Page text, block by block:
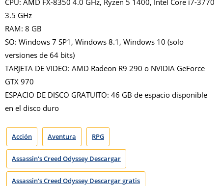
3.5 GHz
RAM: 8 GB
SO: Windows 7 SP1, Windows 8.1, Windows 10 (solo
versiones de 64 bits)
TARJETA DE VIDEO: AMD Radeon R9 290 o NVIDIA GeForce
GTX 970
ESPACIO DE DISCO GRATUITO: 46 GB de espacio disponible
en el disco duro
Acción Aventura RPG
Assassin's Creed Odyssey Descargar
Assassin's Creed Odyssey Descargar gratis